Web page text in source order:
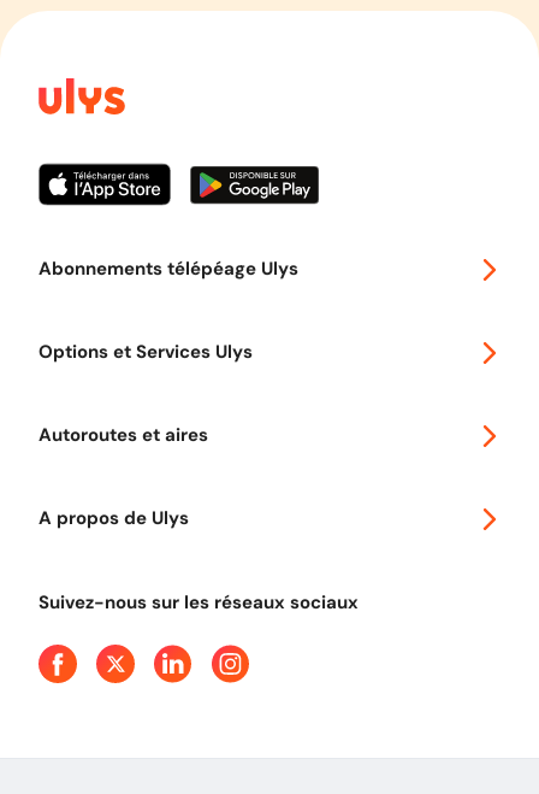
Abonnements télépéage Ulys
Options et Services Ulys
Autoroutes et aires
A propos de Ulys
Presse
Suivez-nous sur les réseaux sociaux